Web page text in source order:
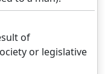
of
or legislative